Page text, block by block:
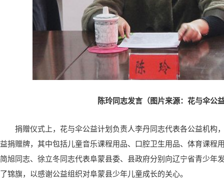
陈玲同志发言（图片来源：花与伞公
捐赠仪式上，花与伞公益计划负责人李丹同志代表各公益机构
益捐赠牌，其中包括儿童音乐课程用品、口腔卫生用品、体育课程
简旭同志、徐立冬同志代表阜蒙县委、县政府分别向辽宁省青少年
了锦旗，以感谢公益组织对阜蒙县少年儿童成长的关心。